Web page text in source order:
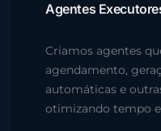
Agentes
Criamos agentes
agendamento,
automáticas e
otimizando tempo